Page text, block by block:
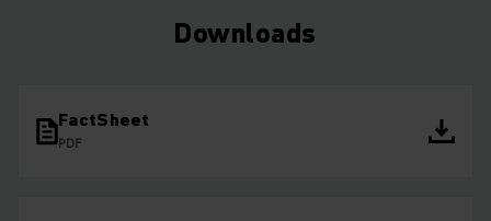
Downloads
FactSheet
PDF